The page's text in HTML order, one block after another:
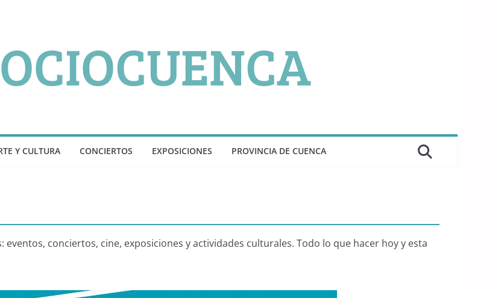
Y CULTURA CONCIERTOS EXPOSICIONES PROVINCIA DE CUENCA
conciertos, cine, exposiciones y actividades culturales. Todo lo que hacer hoy y esta